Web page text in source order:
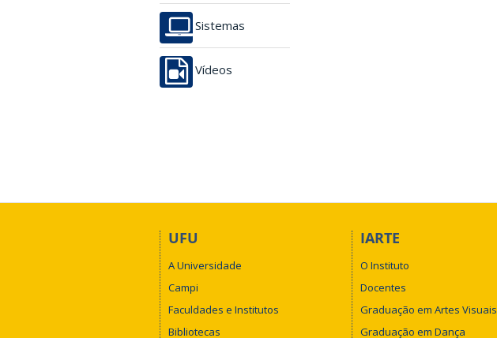
Sistemas
Vídeos
UFU
A Universidade
Campi
Faculdades e Institutos
Bibliotecas
IARTE
O Instituto
Docentes
Graduação em Artes Visuais
Graduação em Dança